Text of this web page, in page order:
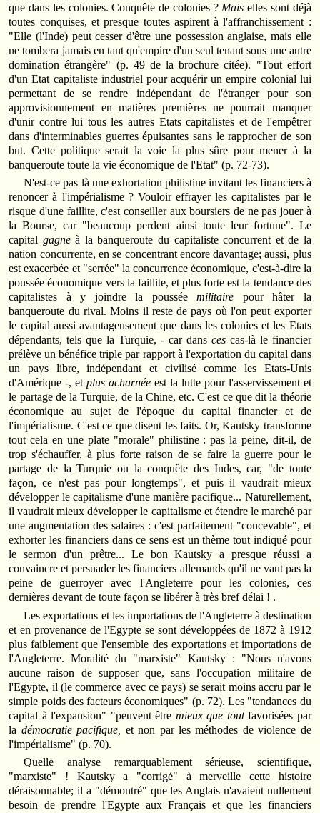
que dans les colonies. Conquête de colonies ? Maiselles sont déjà
toutes conquises, et presque toutes aspirent à l'affranchissement :
"Elle (l'Inde) peut cesser d'être une possession anglaise, mais elle
ne tombera jamais en tant qu'empire d'un seul tenant sous une autre
domination étrangère" (p. 49 de la brochure citée). "Tout effort
d'un Etat capitaliste industriel pour acquérir un empire colonial lui
permettant de se rendre indépendant de l'étranger pour son
approvisionnement en matières premières ne pourrait manquer
d'unir contre lui tous les autres Etats capitalistes et de l'empêtrer
dans d'interminables guerres épuisantes sans le rapprocher de son
but. Cette politique serait la voie la plus sûre pour mener à la
banqueroute toute la vie économique de l'Etat" (p. 72-73).
N'est-ce pas là une exhortation philistine invitant les financiers à
renoncer à l'impérialisme ? Vouloir effrayer les capitalistes par le
risque d'une faillite, c'est conseiller aux boursiers de ne pas jouer à
la Bourse, car "beaucoup perdent ainsi toute leur fortune". Le
capital gagneà la banqueroute du capitaliste concurrent et de la
nation concurrente, en se concentrant encore davantage; aussi, plus
est exacerbée et "serrée" la concurrence économique, c'est-à-dire la
poussée économique vers la faillite, et plus forte est la tendance des
capitalistes à y joindre la pousséemilitaire pour hâter la
banqueroute du rival. Moins il reste de pays où l'on peut exporter
le capital aussi avantageusement que dans les colonies et les Etats
dépendants, tels que la Turquie, - car dans ces cas-là le financier
prélève un bénéfice triple par rapport à l'exportation du capital dans
un pays libre, indépendant et civilisé comme les Etats-Unis
d'Amérique -, etplus acharnée est la lutte pour l'asservissement et
le partage de la Turquie, de la Chine, etc. C'est ce que dit la théorie
économique au sujet de l'époque du capital financier et de
l'impérialisme. C'est ce que disent les faits. Or, Kautsky transforme
tout cela en une plate "morale" philistine : pas la peine, dit-il, de
trop s'échauffer, à plus forte raison de se faire la guerre pour le
partage de la Turquie ou la conquête des Indes, car, "de toute
façon, ce n'est pas pour longtemps", et puis il vaudrait mieux
développer le capitalisme d'une manière pacifique... Naturellement,
il vaudrait mieux développer le capitalisme et étendre le marché par
une augmentation des salaires : c'est parfaitement "concevable", et
exhorter les financiers dans ce sens est un thème tout indiqué pour
le sermon d'un prêtre... Le bon Kautsky a presque réussi a
convaincre et persuader les financiers allemands qu'il ne vaut pas la
peine de guerroyer avec l'Angleterre pour les colonies, ces
dernières devant de toute façon se libérer à très bref délai ! .
Les exportations et les importations de l'Angleterre à destination
et en provenance de l'Egypte se sont développées de 1872 à 1912
plus faiblement que l'ensemble des exportations et importations de
l'Angleterre. Moralité du "marxiste" Kautsky : "Nous n'avons
aucune raison de supposer que, sans l'occupation militaire de
l'Egypte, il (le commerce avec ce pays) se serait moins accru par le
simple poids des facteurs économiques" (p. 72). Les "tendances du
capital à l'expansion" "peuvent être mieux que toutfavorisées par
la démocratie pacifique, et non par les méthodes de violence de
l'impérialisme" (p. 70).
Quelle analyse remarquablement sérieuse, scientifique,
"marxiste" ! Kautsky a "corrigé" à merveille cette histoire
déraisonnable; il a "démontré" que les Anglais n'avaient nullement
besoin de prendre l'Egypte aux Français et que les financiers